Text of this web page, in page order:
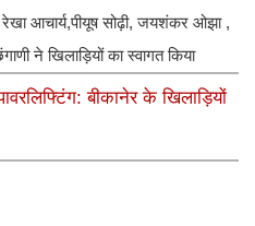
आचार्य,पीयूष सोढ़ी, जयशंकर ओझा ,
ने खिलाड़ियों का स्वागत किया
बीकानेर के खिलाड़ियों